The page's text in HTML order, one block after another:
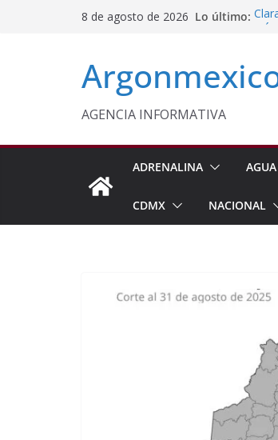
8 de agosto de 2026 Lo último:
y
AGENCIA INFORMATIVA
ADRENALINA AGUA
CDMX NACIONAL